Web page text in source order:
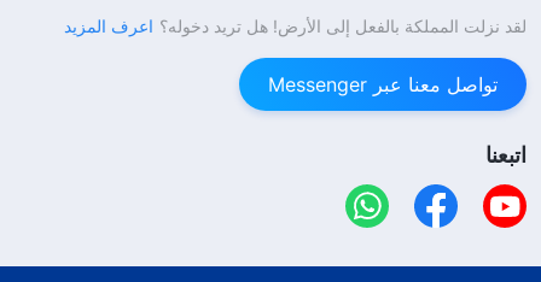
لقد نزلت المملكة بالفعل إلى الأرض! هل تريد دخوله؟ اعرف المزيد
تواصل معنا عبر Messenger
اتبعنا